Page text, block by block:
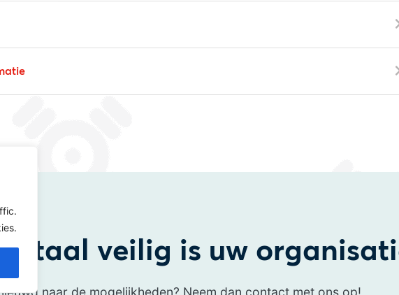
veilig is uw
naar de mogelijkheden? Neem dan contact met ons op!